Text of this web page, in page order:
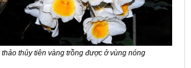
thủy tiên vàng trồng được ở vùng nóng